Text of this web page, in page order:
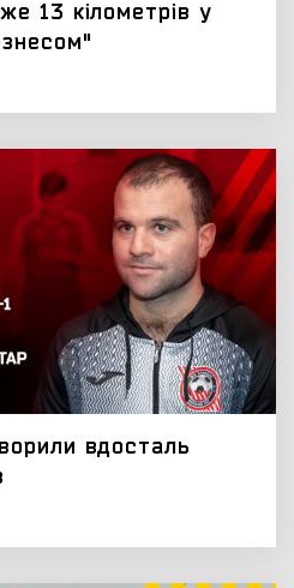
13 кілометрів у
вдосталь